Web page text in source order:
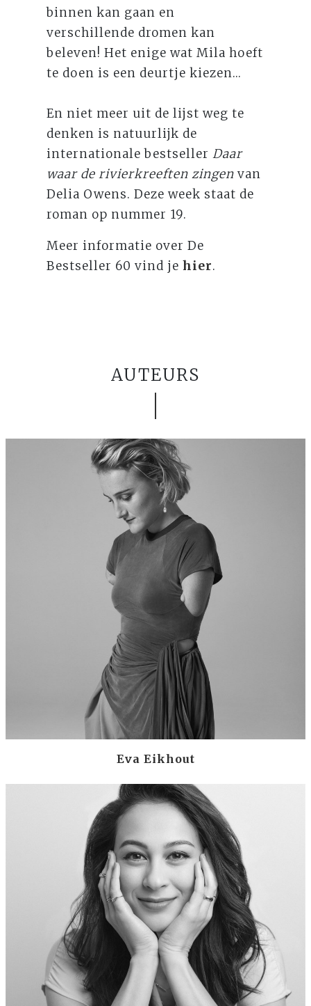
binnen kan gaan en
verschillende dromen kan
beleven! Het enige wat Mila hoeft
te doen is een deurtje kiezen...
En niet meer uit de lijst weg te
denken is natuurlijk de
internationale bestsellerDaar
waar de rivierkreeften zingen van
Delia Owens. Deze week staat de
roman op nummer 19.
Meer informatie over De
Bestseller 60 vind jehier.
AUTEURS
Eva Eikhout